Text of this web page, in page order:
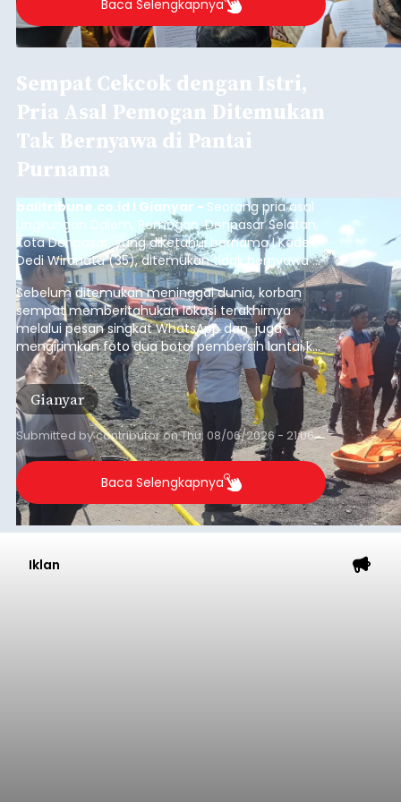
Baca Selengkapnya
Sempat Cekcok dengan Istri,
Pria Asal Pemogan Ditemukan
Tak Bernyawa di Pantai
Purnama
balitribune.co.id I Gianyar - Seorang pria asal
Lingkungan Dalem, Pemogan, Denpasar Selatan,
Kota Denpasar, yang diketahui bernama I Kadek
Dedi Wiranata (35), ditemukan tidak bernyawa di
pesisir Pantai Purnama, Sukawati.
Sebelum ditemukan meninggal dunia, korban
sempat memberitahukan lokasi terakhirnya
melalui pesan singkat WhatsApp dan juga
mengirimkan foto dua botol pembersih lantai ke
istrinya.
Gianyar
Submitted bycontributoronThu, 08/06/2026 - 21:06
Baca Selengkapnya
Iklan